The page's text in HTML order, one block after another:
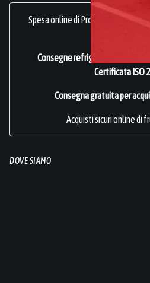
Spesa online di Prodotti
Consegne refrigerate a
Certificata ISO
Consegna gratuita per
Acquisti sicuri online di
DOVE SIAMO